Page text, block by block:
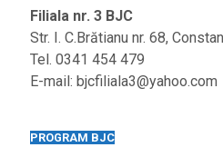
Filiala nr. 3 BJC
Str. I. C.Brătianu nr. 68,
Tel. 0341 454 479
E-mail: bjcfiliala3@yahoo.com
PROGRAM BJC